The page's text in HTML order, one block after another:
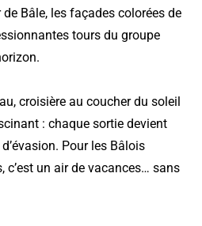
Bâle, les façades colorées de
tours du groupe
croisière au coucher du soleil
: chaque sortie devient
Pour les Bâlois
c’est un air de vacances… sans